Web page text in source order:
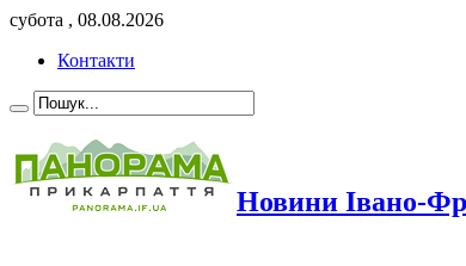
субота , 08.08.2026
Контакти
Новини Івано-